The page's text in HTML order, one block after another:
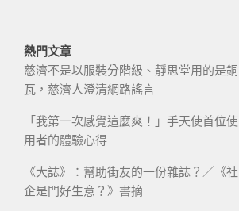
熱門文章
慈濟不是以服裝分階級、靜思堂用的是銅
瓦，慈濟人澄清網路謠言
「我第一次感覺這麼爽！」手天使首位使
用者的體驗心得
《大誌》：幫助街友的一份雜誌？／《社
企是門好生意？》書摘